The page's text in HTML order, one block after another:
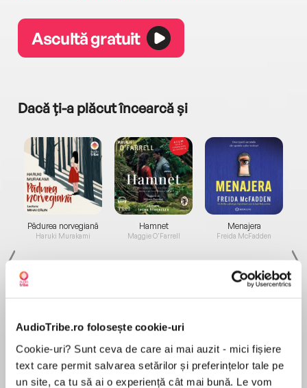
AudioTribe.ro folosește cookie-uri
Cookie-uri? Sunt ceva de care ai mai auzit - mici fișiere
text care permit salvarea setărilor și preferințelor tale pe
un site, ca tu să ai o experiență cât mai bună. Le vom
Ascultă gratuit
Dacă ți-a plăcut încearcă și
Pădurea norvegiană
Haruki Murakami
Elita de Argint (Elita
de...
Dani Francis
Hamnet
Maggie O'Farrell
Diavolul se îmbracă de
la...
Lauren Weisberger
Menajera
Freida McFadden
Migdală
Sohn Won-pyung